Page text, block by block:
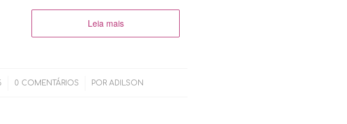
Leia mais
0 COMENTÁRIOS
/ POR ADILSON